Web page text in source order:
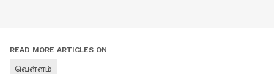
READ MORE ARTICLES ON
வெள்ளம்